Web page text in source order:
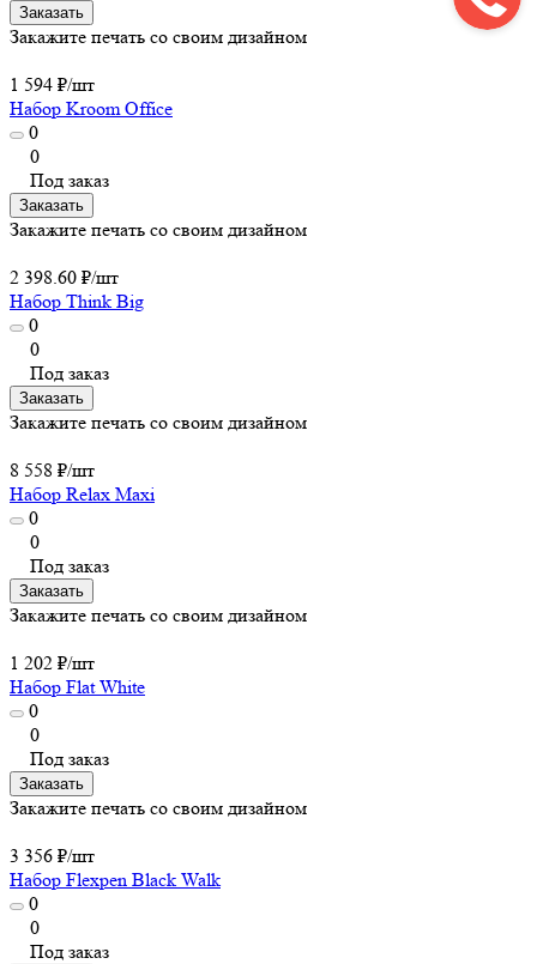
Заказать
Закажите печать со своим дизайном
1 594 ₽/шт
Набор Kroom Office
0
0
Под заказ
Заказать
Закажите печать со своим дизайном
2 398.60 ₽/шт
Набор Think Big
0
0
Под заказ
Заказать
Закажите печать со своим дизайном
8 558 ₽/шт
Набор Relax Maxi
0
0
Под заказ
Заказать
Закажите печать со своим дизайном
1 202 ₽/шт
Набор Flat White
0
0
Под заказ
Заказать
Закажите печать со своим дизайном
3 356 ₽/шт
Набор Flexpen Black Walk
0
0
Под заказ